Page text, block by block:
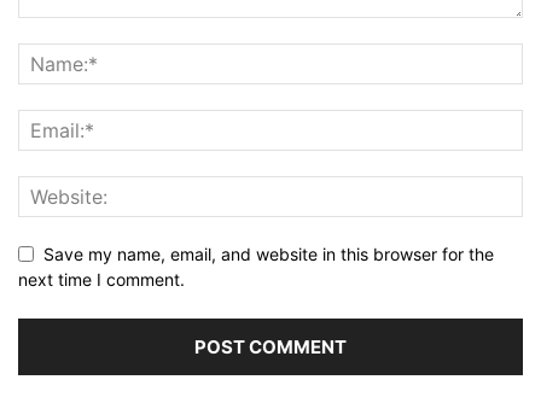
Save my name, email, and website in this browser for the
next time I comment.